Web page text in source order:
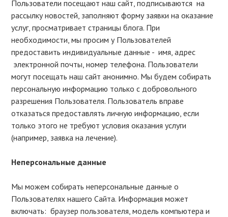
Пользователи посещают наш сайт, подписываются на
рассылку новостей, заполняют форму заявки на оказание
услуг, просматривает страницы блога. При
необходимости, мы просим у Пользователей
предоставить индивидуальные данные - имя, адрес
электронной почты, номер телефона. Пользователи
могут посещать наш сайт анонимно. Мы будем собирать
персональную информацию только с добровольного
разрешения Пользователя. Пользователь вправе
отказаться предоставлять личную информацию, если
только этого не требуют условия оказания услуги
(например, заявка на лечение).
Неперсональные данные
Мы можем собирать неперсональные данные о
Пользователях нашего Сайта. Информация может
включать: браузер пользователя, модель компьютера и